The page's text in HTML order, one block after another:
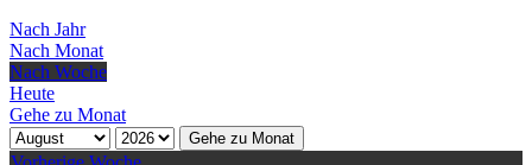
Nach Jahr
Nach Monat
Nach Woche
Heute
Gehe zu Monat
Gehe zu Monat